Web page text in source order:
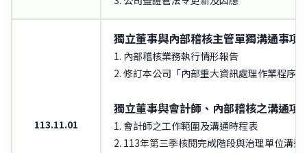
113.11.01
獨立董事與內部稽核主管單獨溝通事項
1. 內部稽核業務執行情形報告
2. 修訂本公司「內部重大資訊處理作業程序」
獨立董事與會計師、內部稽核之溝通項
1. 會計師之工作範圍及溝通時程表
2. 113年第三季核閱完成階段與治理單位溝通